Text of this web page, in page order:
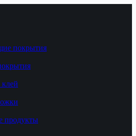
покрытия
продукты